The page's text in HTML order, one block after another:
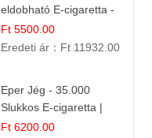
eldobható E-cigaretta -
25.000 Slukk | Prémium
Gyümölcs Íz
Ft 5500.00
Eredeti ár： Ft 11932.00
Eper Jég - 35.000
Slukkos E-cigaretta |
IBVape Bar
Ft 6200.00